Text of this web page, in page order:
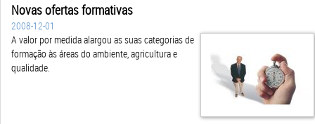
Novas ofertas formativas
2008-12-01
A valor por medida alargou as suas categorias de
formação às áreas do ambiente, agricultura e
qualidade.